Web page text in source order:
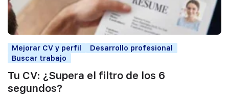
Mejorar CV y perfil
Desarrollo profesional
Buscar trabajo
Tu CV: ¿Supera el filtro de los 6
segundos?